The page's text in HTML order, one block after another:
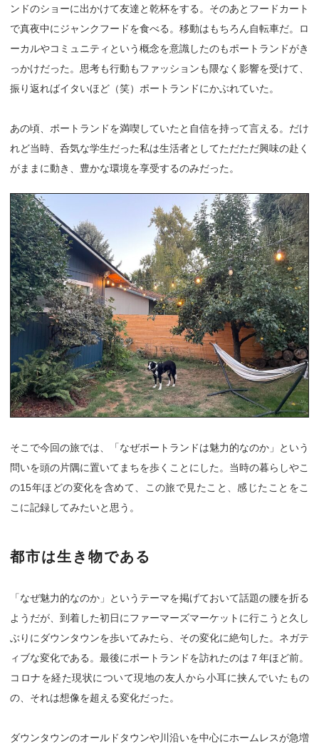
ンドのショーに出かけて友達と乾杯をする。そのあとフードカート
で真夜中にジャンクフードを食べる。移動はもちろん自転車だ。ロ
ーカルやコミュニティという概念を意識したのもポートランドがき
っかけだった。思考も行動もファッションも隈なく影響を受けて、
振り返ればイタいほど（笑）ポートランドにかぶれていた。
あの頃、ポートランドを満喫していたと自信を持って言える。だけ
れど当時、呑気な学生だった私は生活者としてただただ興味の赴く
がままに動き、豊かな環境を享受するのみだった。
そこで今回の旅では、「なぜポートランドは魅力的なのか」という
問いを頭の片隅に置いてまちを歩くことにした。当時の暮らしやこ
の15年ほどの変化を含めて、この旅で見たこと、感じたことをこ
こに記録してみたいと思う。
都市は生き物である
「なぜ魅力的なのか」というテーマを掲げておいて話題の腰を折る
ようだが、到着した初日にファーマーズマーケットに行こうと久し
ぶりにダウンタウンを歩いてみたら、その変化に絶句した。ネガテ
ィブな変化である。最後にポートランドを訪れたのは７年ほど前。
コロナを経た現状について現地の友人から小耳に挟んでいたもの
の、それは想像を超える変化だった。
ダウンタウンのオールドタウンや川沿いを中心にホームレスが急増